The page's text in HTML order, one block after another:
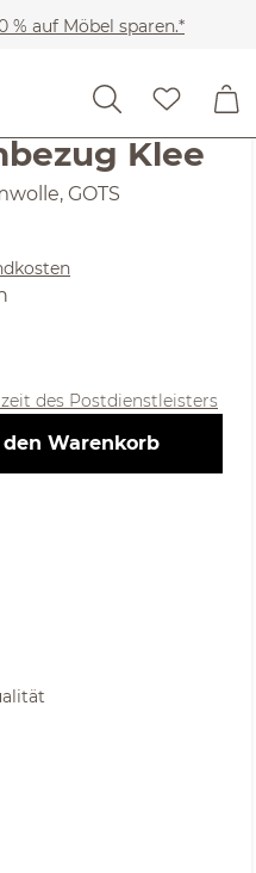
% auf Möbel sparen.*
Klee
GOTS
des Postdienstleisters
den
den Warenkorb